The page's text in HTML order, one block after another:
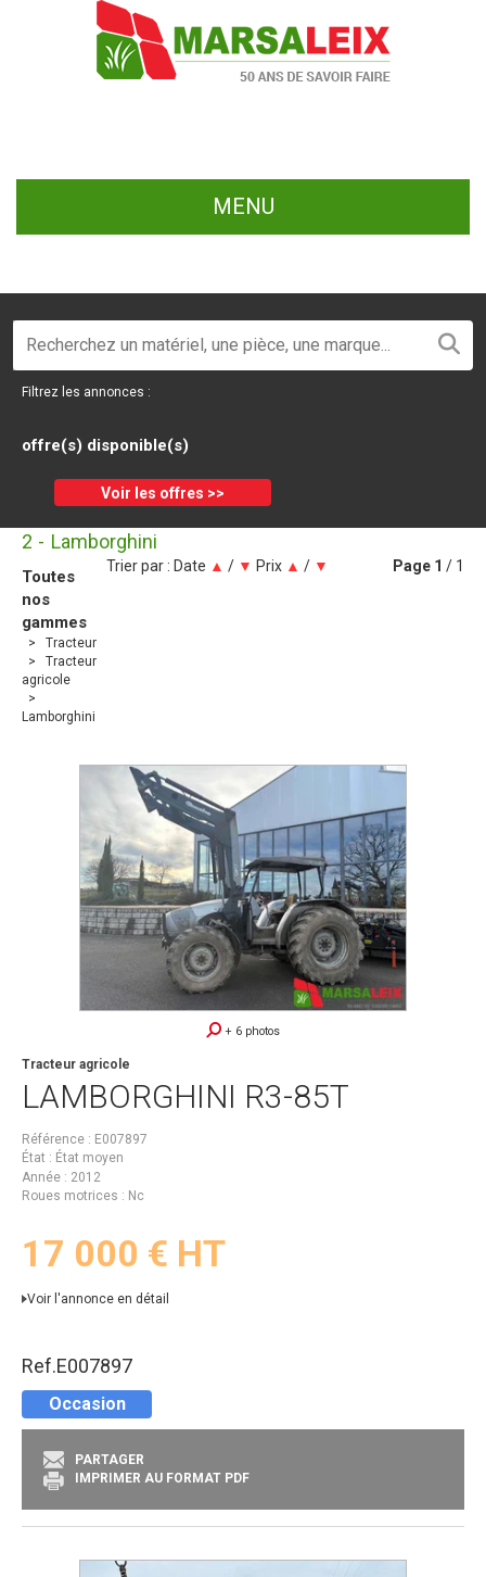
MENU
Filtrez les annonces :
offre(s) disponible(s)
Voir les offres >>
Toutes
nos
gammes
Tracteur
Tracteur
agricole
Lamborghini
2 Lamborghini
Trier par : Date ▲ / ▼ Prix ▲ / ▼ Page 1 / 1
+ 6 photos
LAMBORGHINI R3-85T
Tracteur agricole
Référence
E007897
État
État moyen
Année
2012
Roues motrices
Nc
17 000 € HT
Voir l'annonce en détail
Ref.E007897
Occasion
PARTAGER
IMPRIMER AU FORMAT PDF